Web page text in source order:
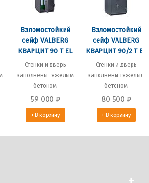
Взломостойкий
сейф VALBERG
КВАРЦИТ 90 Т EL
Стенки и дверь
заполнены тяжелым
бетоном
59 000 ₽
+ В корзину
Взломостойкий
сейф VALBERG
КВАРЦИТ 90/2 T EL
Стенки и дверь
заполнены тяжелым
бетоном
80 500 ₽
+ В корзину